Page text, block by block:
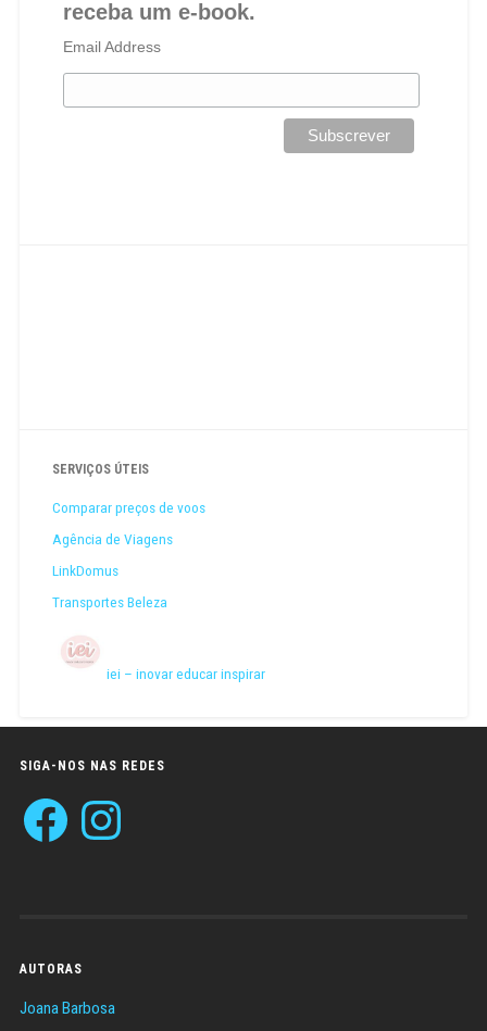
receba um e-book.
Email Address
SERVIÇOS ÚTEIS
Comparar preços de voos
Agência de Viagens
LinkDomus
Transportes Beleza
iei – inovar educar inspirar
SIGA-NOS NAS REDES
Facebook Instagram
AUTORAS
Joana Barbosa